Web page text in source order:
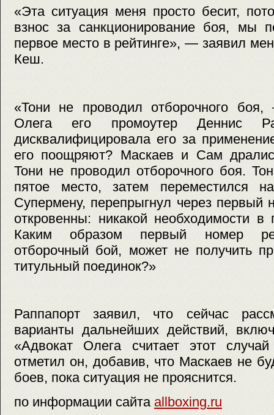
«Эта ситуация меня просто бесит,
взнос за санкционирование боя, мы
первое место в рейтинге», — заявил
Кеш.
«Тони не проводил отборочного
Олега его промоутер Деннис
дисквалифицировала его за
его поощряют? Маскаев и Сам
Тони не проводил отборочного боя.
пятое место, затем переместился
Супермену, перепрыгнул через первый
откровенны: никакой необходимости
Каким образом первый номер
отборочный бой, может не получить
титульный поединок?»
Раппапорт заявил, что сейчас
варианты дальнейших действий,
«Адвокат Олега считает этот
отметил он, добавив, что Маскаев не
боев, пока ситуация не прояснится.
по информации сайта allboxing.ru